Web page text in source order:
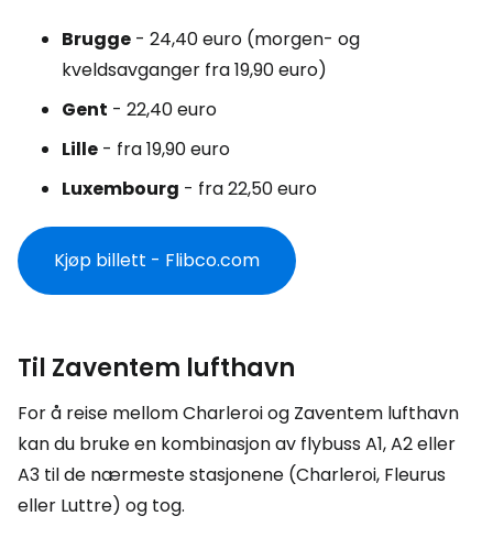
Brugge - 24,40 euro (morgen- og
kveldsavganger fra 19,90 euro)
Gent - 22,40 euro
Lille - fra 19,90 euro
Luxembourg - fra 22,50 euro
Kjøp billett - Flibco.com
Til Zaventem lufthavn
For å reise mellom Charleroi og Zaventem lufthavn
kan du bruke en kombinasjon av flybuss A1, A2 eller
A3 til de nærmeste stasjonene (Charleroi, Fleurus
eller Luttre) og tog.